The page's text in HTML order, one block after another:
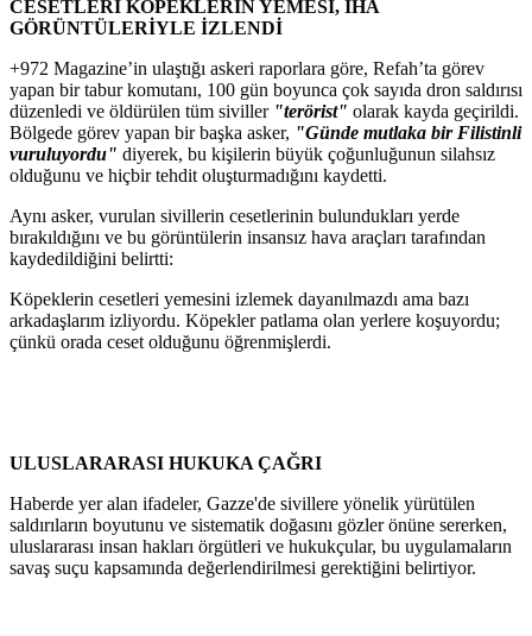
CESETLERİ KÖPEKLERİN YEMESİ, İHA
GÖRÜNTÜLERİYLE İZLENDİ
+972 Magazine’in ulaştığı askeri raporlara göre, Refah’ta görev
yapan bir tabur komutanı, 100 gün boyunca çok sayıda dron saldırısı
düzenledi ve öldürülen tüm siviller "terörist" olarak kayda geçirildi.
Bölgede görev yapan bir başka asker, "Günde mutlaka bir Filistinli
vuruluyordu" diyerek, bu kişilerin büyük çoğunluğunun silahsız
olduğunu ve hiçbir tehdit oluşturmadığını kaydetti.
Aynı asker, vurulan sivillerin cesetlerinin bulundukları yerde
bırakıldığını ve bu görüntülerin insansız hava araçları tarafından
kaydedildiğini belirtti:
Köpeklerin cesetleri yemesini izlemek dayanılmazdı ama bazı
arkadaşlarım izliyordu. Köpekler patlama olan yerlere koşuyordu;
çünkü orada ceset olduğunu öğrenmişlerdi.
ULUSLARARASI HUKUKA ÇAĞRI
Haberde yer alan ifadeler, Gazze'de sivillere yönelik yürütülen
saldırıların boyutunu ve sistematik doğasını gözler önüne sererken,
uluslararası insan hakları örgütleri ve hukukçular, bu uygulamaların
savaş suçu kapsamında değerlendirilmesi gerektiğini belirtiyor.